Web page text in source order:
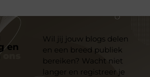
en
Wil jij jouw blogs delen
en een breed publiek
bereiken? Wacht niet
langer en registreer je